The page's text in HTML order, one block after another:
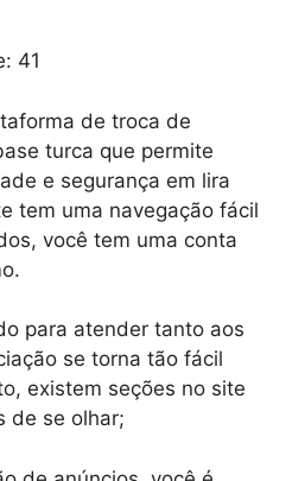
41
de troca de
turca que permite
e segurança em lira
tem uma navegação fácil
você tem uma conta
para atender tanto aos
se torna tão fácil
existem seções no site
de se olhar;